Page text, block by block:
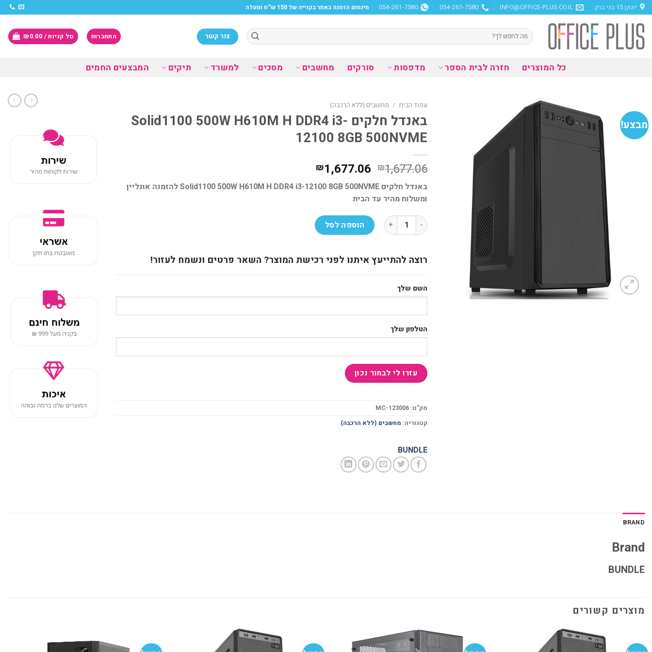
Skip
to
content
יונתן 15 בני ברק INFO@OFFICE-PLUS.CO.IL
054-261-7580
054-261-7580 מינמום הזמנה באתר בקנייה של 150 ש''ח ומעלה
חיפוש
עבור:
צור קשר התחברות סל קניות / ₪0.00
כל המוצרים חזרה לבית הספר מדפסות סורקים מחשבים מסכים למשרד תיקים המבצעים החמים
מבצע!
עמוד הבית / מחשבים (ללא הרכבה)
באנדל חלקים Solid1100 500W H610M H DDR4 i3-
12100 8GB 500NVME
₪1,677.06 המחיר
המקורי
היה:
₪1,677.06.
₪1,677.06
הנוכחי
הוא:
באנדל חלקים Solid1100 500W H610M H DDR4 i3-12100 8GB 500NVME להזמנה אונליין
ומשלוח מהיר עד הבית
כמות של באנדל חלקים Solid1100 500W H610M H DDR4 i3-12100 8GB 500NVMEהוספה לסל
רוצה להתייעץ איתנו לפני רכישת המוצר? השאר פרטים ונשמח לעזור!
השם שלך
הטלפון שלך
מק"ט: MC-123006
קטגוריה: מחשבים (ללא הרכבה)
BUNDLE
BRAND
Brand
BUNDLE
מוצרים קשורים